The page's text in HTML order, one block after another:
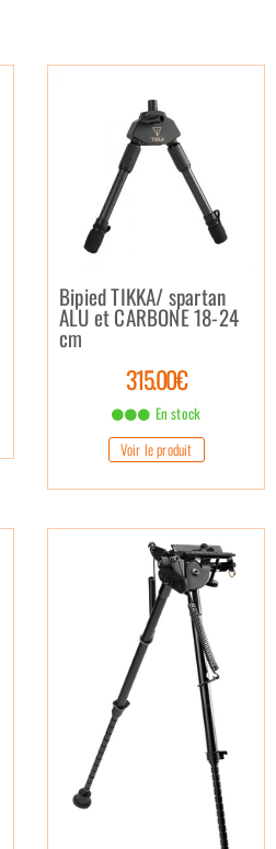
Bipied TIKKA/ spartan
ALU et CARBONE 18-24
cm
315.00€
En stock
Voir le produit